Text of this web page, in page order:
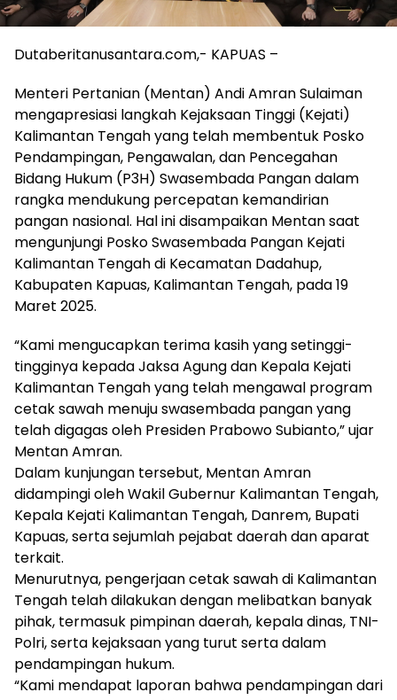
Dutaberitanusantara.com,- KAPUAS –
Menteri Pertanian (Mentan) Andi Amran Sulaiman
mengapresiasi langkah Kejaksaan Tinggi (Kejati)
Kalimantan Tengah yang telah membentuk Posko
Pendampingan, Pengawalan, dan Pencegahan
Bidang Hukum (P3H) Swasembada Pangan dalam
rangka mendukung percepatan kemandirian
pangan nasional. Hal ini disampaikan Mentan saat
mengunjungi Posko Swasembada Pangan Kejati
Kalimantan Tengah di Kecamatan Dadahup,
Kabupaten Kapuas, Kalimantan Tengah, pada 19
Maret 2025.
“Kami mengucapkan terima kasih yang setinggi-
tingginya kepada Jaksa Agung dan Kepala Kejati
Kalimantan Tengah yang telah mengawal program
cetak sawah menuju swasembada pangan yang
telah digagas oleh Presiden Prabowo Subianto,” ujar
Mentan Amran.
Dalam kunjungan tersebut, Mentan Amran
didampingi oleh Wakil Gubernur Kalimantan Tengah,
Kepala Kejati Kalimantan Tengah, Danrem, Bupati
Kapuas, serta sejumlah pejabat daerah dan aparat
terkait.
Menurutnya, pengerjaan cetak sawah di Kalimantan
Tengah telah dilakukan dengan melibatkan banyak
pihak, termasuk pimpinan daerah, kepala dinas, TNI-
Polri, serta kejaksaan yang turut serta dalam
pendampingan hukum.
“Kami mendapat laporan bahwa pendampingan dari